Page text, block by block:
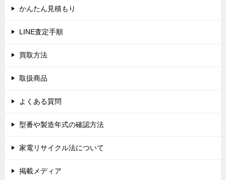
シ かんたん見積もり
LINE査定手順
買取方法
取扱商品
よくある質問
型番や製造年式の確認方法
家電リサイクル法について
掲載メディア